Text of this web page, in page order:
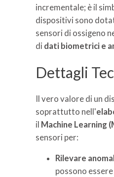
incrementale; è il
dispositivi sono
sensori di ossigeno
di dati biometrici e
Dettagli
Il vero valore di un
soprattutto nell'
il Machine Learning
sensori per:
Rilevare
possono